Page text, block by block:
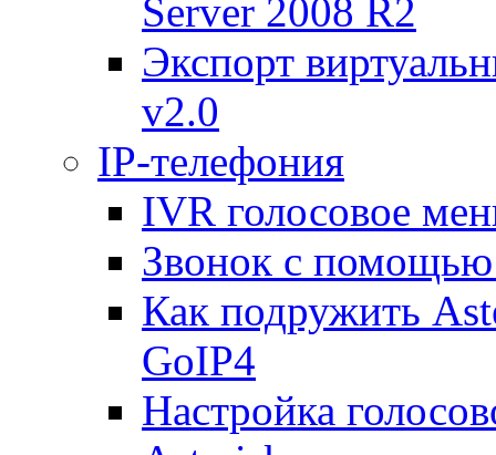
Server 2008 R2
Экспорт
v2.0
IP-телефония
IVR голосовое
Звонок с
Как подружить
GoIP4
Настройка